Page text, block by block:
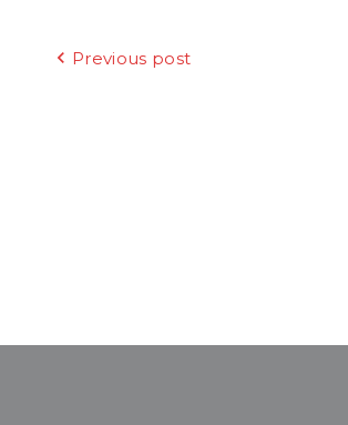
Beitragsnavigation
Previous post